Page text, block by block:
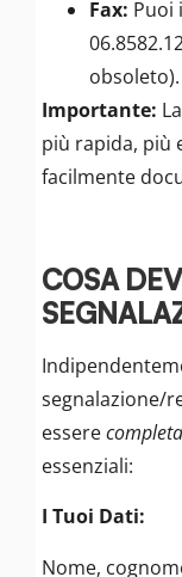
Fax: Puoi
obsoleto).
Importante:
più rapida, più
facilmente
COSA
segnalazione/
esserecompleta
essenziali:
I Tuoi Dati:
Nome,